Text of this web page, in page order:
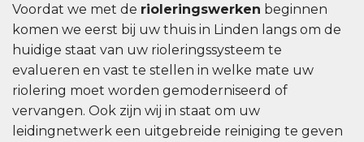
Voordat we met de rioleringswerken beginnen
komen we eerst bij uw thuis in Linden langs om de
huidige staat van uw rioleringssysteem te
evalueren en vast te stellen in welke mate uw
riolering moet worden gemoderniseerd of
vervangen. Ook zijn wij in staat om uw
leidingnetwerk een uitgebreide reiniging te geven